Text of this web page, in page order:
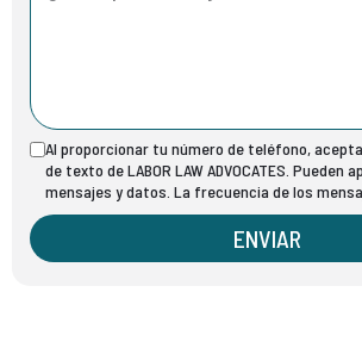
Al proporcionar tu número de teléfono,
de texto de LABOR LAW ADVOCATES.
mensajes y datos. La frecuencia de los
ENVIAR